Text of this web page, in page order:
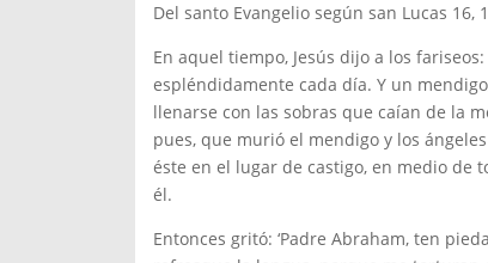
Del santo Evangelio según san Lucas 16,
En aquel tiempo, Jesús dijo a los
espléndidamente cada día. Y un
llenarse con las sobras que caían de la
pues, que murió el mendigo y los
éste en el lugar de castigo, en medio de
él.
Entonces gritó: ‘Padre Abraham, ten